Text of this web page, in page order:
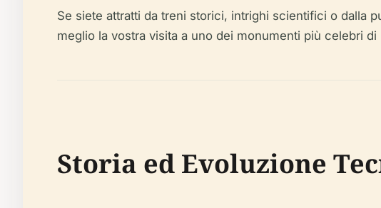
Se siete attratti da treni storici, intrighi scientifici o dalla
meglio la vostra visita a uno dei monumenti più celebri di
Storia ed Evoluzione